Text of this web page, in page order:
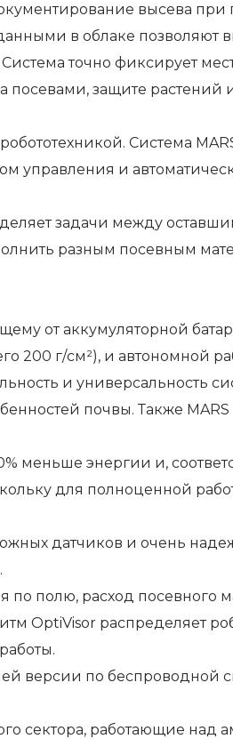
высева
в облаке позволяют
точно фиксирует
защите растений
Система
управления и
задачи между
разным посевным
от аккумуляторной
200 г/см²), и автономной
и универсальность
почвы. Также
меньше энергии и,
для полноценной
датчиков и очень
полю, расход посевного
OptiVisor распределяет
версии по беспроводной
сектора, работающие